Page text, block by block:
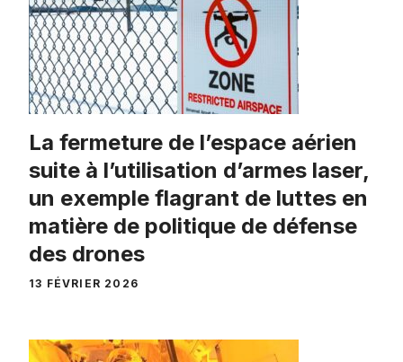
La fermeture de l’espace aérien
suite à l’utilisation d’armes laser,
un exemple flagrant de luttes en
matière de politique de défense
des drones
13 FÉVRIER 2026